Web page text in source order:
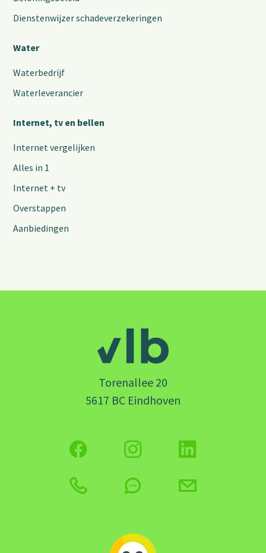
Dienstenwijzer schadeverzekeringen
Water
Waterbedrijf
Waterleverancier
Internet, tv en bellen
Internet vergelijken
Alles in 1
Internet + tv
Overstappen
Aanbiedingen
Torenallee 20
5617 BC Eindhoven